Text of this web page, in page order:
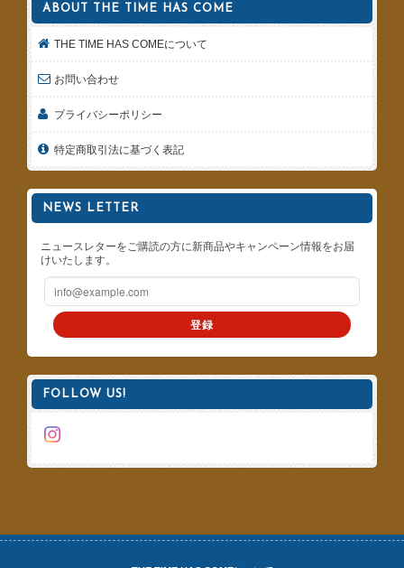
ABOUT THE TIME HAS COME
THE TIME HAS COMEについて
お問い合わせ
プライバシーポリシー
特定商取引法に基づく表記
NEWS LETTER
ニュースレターをご購読の方に新商品やキャンペーン情報をお届
けいたします。
登録
FOLLOW US!